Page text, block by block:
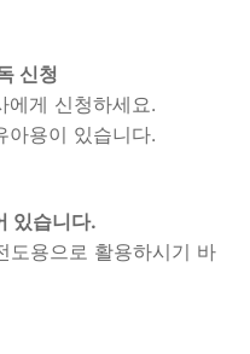
신청
게 신청하세요.
아용이 있습니다.
있습니다.
도용으로 활용하시기 바